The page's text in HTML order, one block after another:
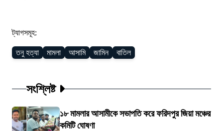
ট্যাগসমূহ:
তনু হত্যা মামলা আসামি জামিন বাতিল
সংশ্লিষ্ট
১৮ মামলার আসামীকে সভাপতি করে ফরিদপুর জিয়া মঞ্চের
কমিটি ঘোষণা